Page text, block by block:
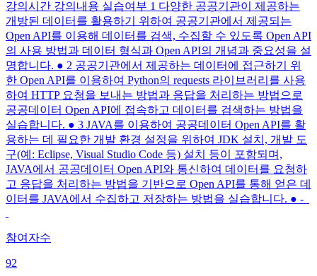
강의시간 강의내용 실습여부 1 다양한 공공기관이 제공하는
개방된 데이터를 활용하기 위하여 공공기관에서 제공되는
Open API를 이용해 데이터를 검색, 수집할 수 있도록 Open API
의 사용 방법과 데이터 형식과 Open API의 개념과 중요성을 설
명합니다. ● 2 공공기관에서 제공하는 데이터에 접근하기 위
한 Open API를 이용하여 Python의 requests 라이브러리를 사용
하여 HTTP 요청을 보내는 방법과 응답을 처리하는 방법으로
공공데이터 Open API에 접속하고 데이터를 검색하는 방법을
실습합니다. ● 3 JAVA를 이용하여 공공데이터 Open API를 활
용하는 데 필요한 개발 환경 설정을 위하여 JDK 설치, 개발 도
구(예: Eclipse, Visual Studio Code 등) 설치 등이 포함되며,
JAVA에서 공공데이터 Open API와 통신하여 데이터를 요청하
고 응답을 처리하는 방법을 기반으로 Open API를 통해 얻은 데
이터를 JAVA에서 수집하고 저장하는 방법을 실습합니다. ● -
참여자수
92